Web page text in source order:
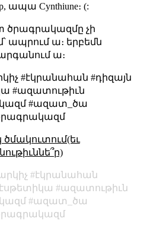
ապա Cynthiune։ (:
ծրագրակազմը չի
ապրում ա։ երբեմն
ա։
#էկրանահան #դիզայն
#ազատութիւն
#ազատ_ծա
ծմակուտում(եւ
էկրանահան
ազատութիւն
ազատ_ծա